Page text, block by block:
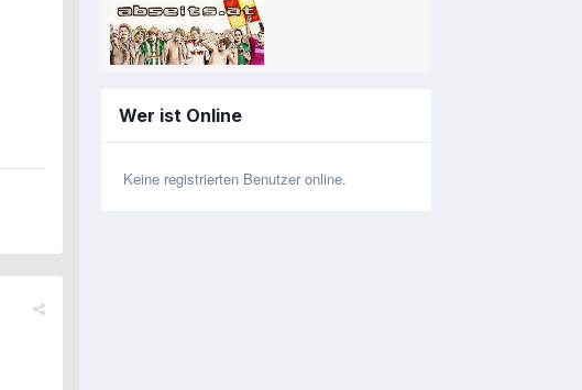
Wer ist Online
Keine registrierten Benutzer online.